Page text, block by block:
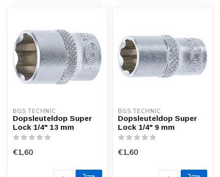
BGS TECHNIC
Dopsleuteldop Super
Lock 1/4" 13 mm
€1,60
BGS TECHNIC
Dopsleuteldop Super
Lock 1/4" 9 mm
€1,60